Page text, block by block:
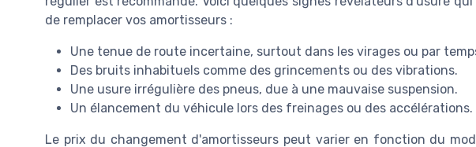
de remplacer vos amortisseurs :
Une tenue de route incertaine, surtout dans les virages ou par
Des bruits inhabituels comme des grincements ou des vibrations.
Une usure irrégulière des pneus, due à une mauvaise suspension.
Un élancement du véhicule lors des freinages ou des accélérations.
Le prix du changement d'amortisseurs peut varier en fonction du